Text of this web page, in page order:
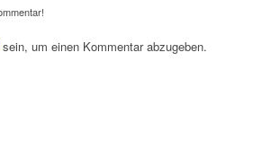
sein, um einen Kommentar abzugeben.